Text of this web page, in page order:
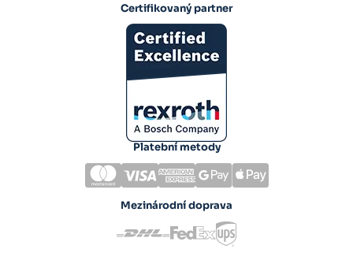
Certifikovaný partner
Platební metody
Mezinárodní doprava